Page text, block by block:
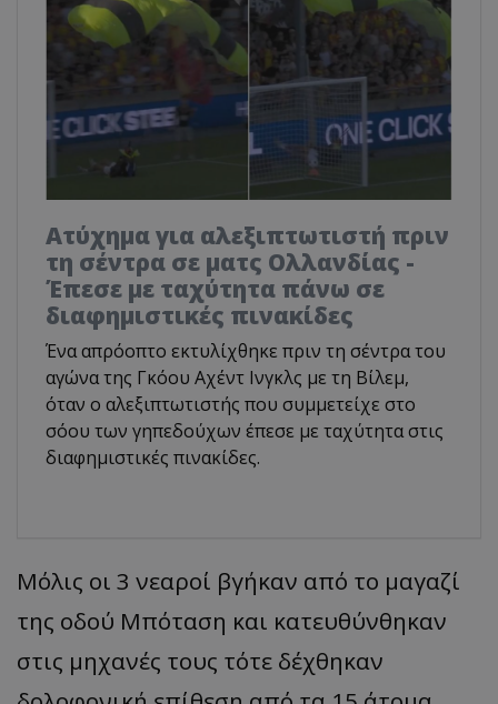
Ατύχημα για αλεξιπτωτιστή πριν
τη σέντρα σε ματς Ολλανδίας -
Έπεσε με ταχύτητα πάνω σε
διαφημιστικές πινακίδες
Ένα απρόοπτο εκτυλίχθηκε πριν τη σέντρα του
αγώνα της Γκόου Αχέντ Ινγκλς με τη Βίλεμ,
όταν ο αλεξιπτωτιστής που συμμετείχε στο
σόου των γηπεδούχων έπεσε με ταχύτητα στις
διαφημιστικές πινακίδες.
Μόλις οι 3 νεαροί βγήκαν από το μαγαζί
της οδού Μπόταση και κατευθύνθηκαν
στις μηχανές τους τότε δέχθηκαν